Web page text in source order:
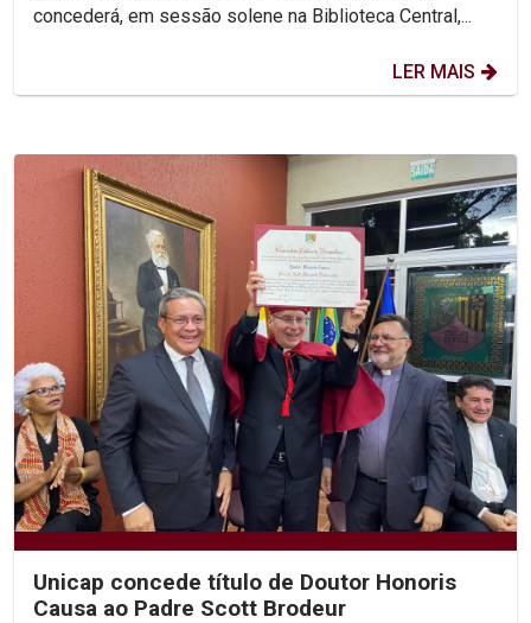
concederá, em sessão solene na Biblioteca Central,...
LER MAIS
Unicap concede título de Doutor Honoris
Causa ao Padre Scott Brodeur